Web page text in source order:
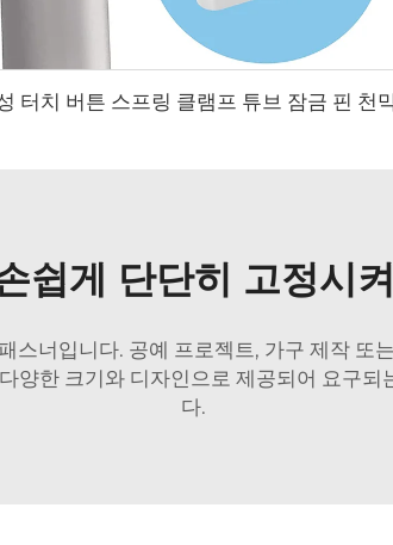
쉽게 단단히 고정시
스너입니다. 공예 프로젝트, 가구 제작 또
다양한 크기와 디자인으로 제공되어 요구
다.